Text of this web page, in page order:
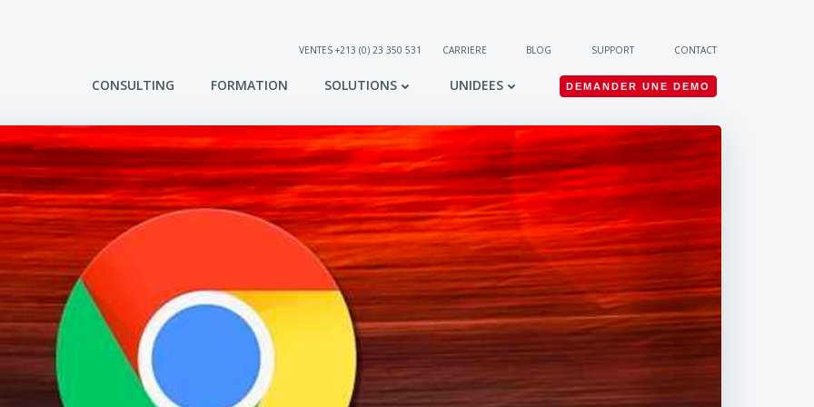
VENTES +213 (0) 23 350 531 CARRIERE BLOG SUPPORT CONTACT
CONSULTING FORMATION SOLUTIONS UNIDEES DEMANDER UNE DEMO